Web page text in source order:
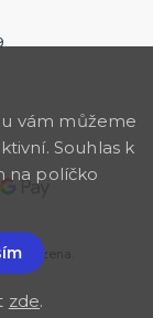
vám můžeme
Souhlas k
na políčko
zde.